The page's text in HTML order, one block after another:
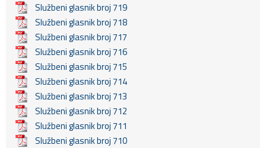
Službeni glasnik broj 719
Službeni glasnik broj 718
Službeni glasnik broj 717
Službeni glasnik broj 716
Službeni glasnik broj 715
Službeni glasnik broj 714
Službeni glasnik broj 713
Službeni glasnik broj 712
Službeni glasnik broj 711
Službeni glasnik broj 710